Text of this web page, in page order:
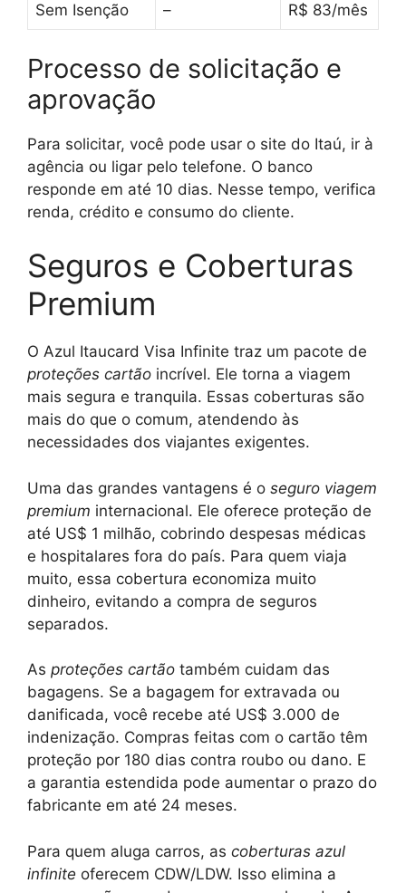
Sem Isenção – R$ 83/mês
Processo de solicitação e
aprovação
Para solicitar, você pode usar o site do Itaú, ir à
agência ou ligar pelo telefone. O banco
responde em até 10 dias. Nesse tempo, verifica
renda, crédito e consumo do cliente.
Seguros e Coberturas
Premium
O Azul Itaucard Visa Infinite traz um pacote de
proteções cartão incrível. Ele torna a viagem
mais segura e tranquila. Essas coberturas são
mais do que o comum, atendendo às
necessidades dos viajantes exigentes.
Uma das grandes vantagens é o seguro viagem
premium internacional. Ele oferece proteção de
até US$ 1 milhão, cobrindo despesas médicas
e hospitalares fora do país. Para quem viaja
muito, essa cobertura economiza muito
dinheiro, evitando a compra de seguros
separados.
As proteções cartão também cuidam das
bagagens. Se a bagagem for extravada ou
danificada, você recebe até US$ 3.000 de
indenização. Compras feitas com o cartão têm
proteção por 180 dias contra roubo ou dano. E
a garantia estendida pode aumentar o prazo do
fabricante em até 24 meses.
Para quem aluga carros, as coberturas azul
infinite oferecem CDW/LDW. Isso elimina a